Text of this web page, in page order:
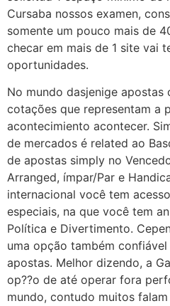
Cursaba nossos examen,
somente um pouco mais de
checar em mais de 1 site vai
oportunidades.
No mundo dasjenige apostas
cotações que representam a
acontecimiento acontecer.
de mercados é related ao
de apostas simply no
Arranged, ímpar/Par e
internacional você tem
especiais, na que você tem
Política e Divertimento.
uma opção também
apostas. Melhor dizendo, a
op??o de até operar fora
mundo, contudo muitos